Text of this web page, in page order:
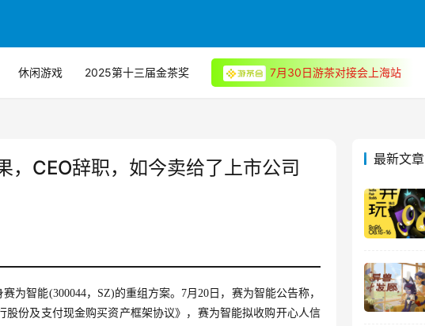
休闲游戏 2025第十三届金茶奖 7月30日游茶对接会上海站
，CEO辞职，如今卖给了上市公司
为智能(300044，SZ)的重组方案。7月20日，赛为智能公告称，
份及支付现金购买资产框架协议》，赛为智能拟收购开心人信
最新文章